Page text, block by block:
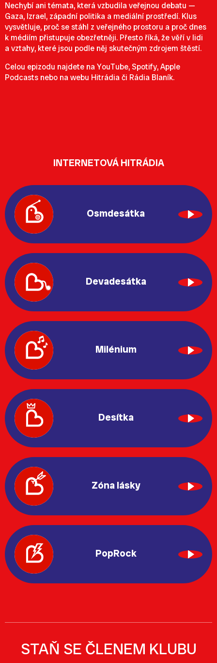
Nechybí ani témata, která vzbudila veřejnou debatu —
Gaza, Izrael, západní politika a mediální prostředí. Klus
vysvětluje, proč se stáhl z veřejného prostoru a proč dnes
k médiím přistupuje obezřetněji. Přesto říká, že věří v lidi
a vztahy, které jsou podle něj skutečným zdrojem štěstí.
Celou epizodu najdete na YouTube, Spotify, Apple
Podcasts nebo na webu Hitrádia či Rádia Blaník.
INTERNETOVÁ HITRÁDIA
Osmdesátka
Devadesátka
Milénium
Desítka
Zóna lásky
PopRock
STAŇ SE ČLENEM KLUBU